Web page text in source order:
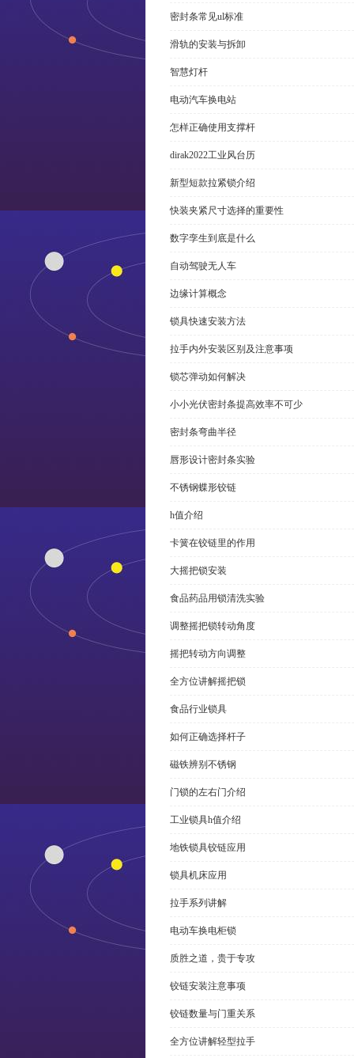
密封条常见ul标准
滑轨的安装与拆卸
智慧灯杆
电动汽车换电站
怎样正确使用支撑杆
dirak2022工业风台历
新型短款拉紧锁介绍
快装夹紧尺寸选择的重要性
数字孪生到底是什么
自动驾驶无人车
边缘计算概念
锁具快速安装方法
拉手内外安装区别及注意事项
锁芯弹动如何解决
小小光伏密封条提高效率不可少
密封条弯曲半径
唇形设计密封条实验
不锈钢蝶形铰链
h值介绍
卡簧在铰链里的作用
大摇把锁安装
食品药品用锁清洗实验
调整摇把锁转动角度
摇把转动方向调整
全方位讲解摇把锁
食品行业锁具
如何正确选择杆子
磁铁辨别不锈钢
门锁的左右门介绍
工业锁具h值介绍
地铁锁具铰链应用
锁具机床应用
拉手系列讲解
电动车换电柜锁
质胜之道，贵于专攻
铰链安装注意事项
铰链数量与门重关系
全方位讲解轻型拉手